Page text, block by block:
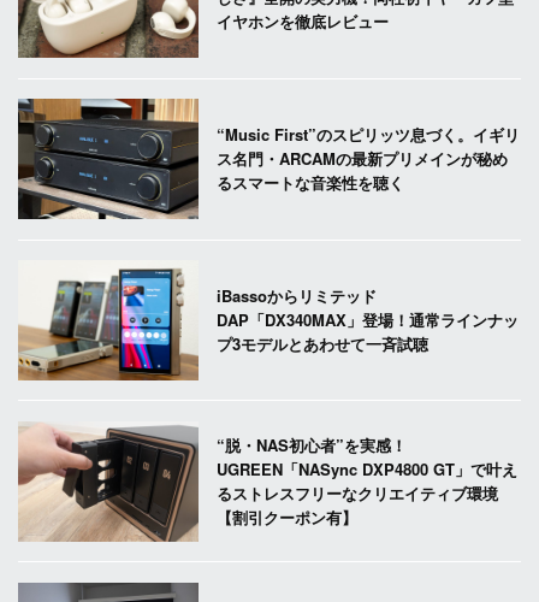
イヤホンを徹底レビュー
“Music First”のスピリッツ息づく。イギリ
ス名門・ARCAMの最新プリメインが秘め
るスマートな音楽性を聴く
iBassoからリミテッド
DAP「DX340MAX」登場！通常ラインナッ
プ3モデルとあわせて一斉試聴
“脱・NAS初心者”を実感！
UGREEN「NASync DXP4800 GT」で叶え
るストレスフリーなクリエイティブ環境
【割引クーポン有】